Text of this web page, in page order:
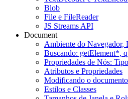
Blob
File e FileReader
JS Streams API
Document
Ambiente do Navegador,
Buscando: getElement*,
Propriedades de Nós:
Atributos e Propriedades
Modificando o documento
Estilos e Classes